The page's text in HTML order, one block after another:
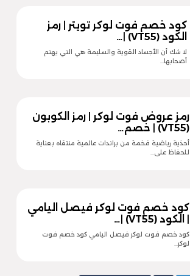
كود خصم فوت لوكر تويتر | رمز
الكود (VT55) |…
لا شك أن الأجساد القوية والسليمة هي التي يهتم
أصحابها…
رمز عروض فوت لوكر | رمز الكوبون
(VT55) | خصم…
أحذية رياضية فخمة من براندات عالمية منتقاه بعناية
للحفاظ على…
كود خصم فوت لوكر فيصل اليامي
| الكود (VT55) |…
كود خصم فوت لوكر فيصل اليامي كود خصم فوت
لوكر…